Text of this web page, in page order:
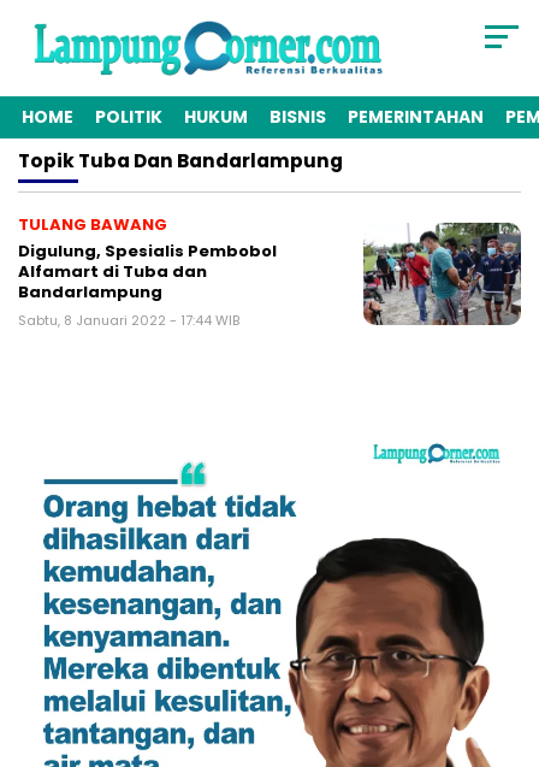
HOME POLITIK HUKUM BISNIS PEMERINTAHAN
TopikTuba Dan Bandarlampung
TULANG BAWANG
Digulung, Spesialis Pembobol
Alfamart di Tuba dan
Bandarlampung
Sabtu, 8 Januari 2022 - 17:44 WIB